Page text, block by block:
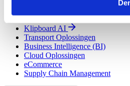
Customer Relationship
Klipboard AI
Transport Oplossingen
Business Intelligence (BI)
Cloud Oplossingen
eCommerce
Supply Chain Management